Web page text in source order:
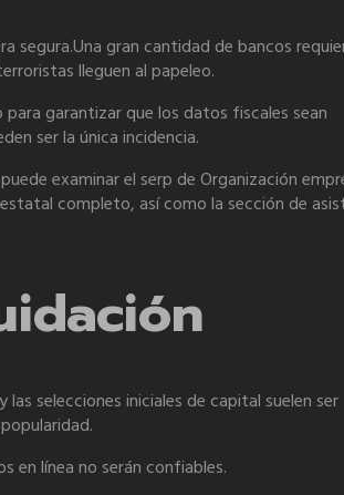
segura.Una gran cantidad de bancos
lleguen al papeleo.
garantizar que los datos fiscales sean
ser la única incidencia.
examinar el serp de Organización
completo, así como la sección de
selecciones iniciales de capital suelen ser
en línea no serán confiables.